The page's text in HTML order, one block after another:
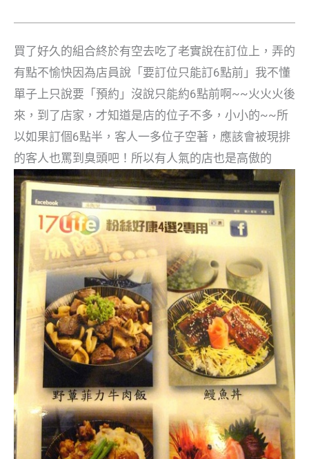
買了好久的組合終於有空去吃了老實說在訂位上，弄的
有點不愉快因為店員說「要訂位只能訂6點前」我不懂
單子上只說要「預約」沒說只能約6點前啊~~火火火後
來，到了店家，才知道是店的位子不多，小小的~~所
以如果訂個6點半，客人一多位子空著，應該會被現排
的客人也罵到臭頭吧！所以有人氣的店也是高傲的